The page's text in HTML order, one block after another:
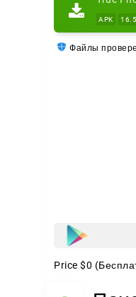
APK
Файлы
Price $0